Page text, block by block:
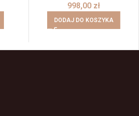
998,00 zł
DODAJ DO KOSZYKA